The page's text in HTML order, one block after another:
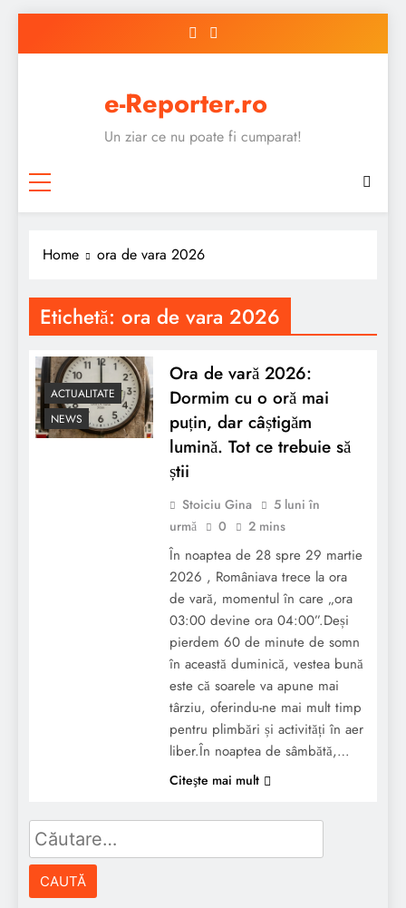
e-Reporter.ro
Un ziar ce nu poate fi cumparat!
Home ora de vara 2026
Etichetă: ora de vara 2026
ACTUALITATE
NEWS
Ora de vară 2026:
Dormim cu o oră mai
puțin, dar câștigăm
lumină. Tot ce trebuie să
știi
Stoiciu Gina
5 luni în
urmă
0 2 mins
În noaptea de 28 spre 29 martie
2026 , Româniava trece la ora
de vară, momentul în care „ora
03:00 devine ora 04:00”.Deși
pierdem 60 de minute de somn
în această duminică, vestea bună
este că soarele va apune mai
târziu, oferindu-ne mai mult timp
pentru plimbări și activități în aer
liber.În noaptea de sâmbătă,…
Citeşte mai mult
Caută
după: